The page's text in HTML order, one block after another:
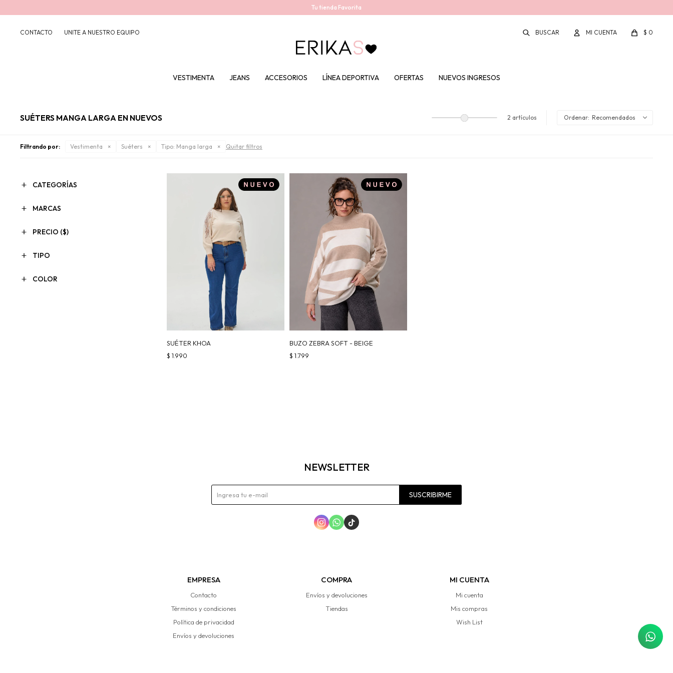
Tu tienda Favorita
VESTIMENTA JEANS ACCESORIOS LÍNEA DEPORTIVA OFERTAS NUEVOS INGRESOS
$ 0
CONTACTO UNITE A NUESTRO EQUIPO
SUÉTERS MANGA LARGA EN NUEVOS 2 artículos Recomendados
Filtrando por: Vestimenta Suéters Tipo: Manga larga Quitar filtros
SUÉTER KHOA
$ 1.990
BUZO ZEBRA SOFT - BEIGE
$ 1.799
CATEGORÍAS
MARCAS
PRECIO ($)
TIPO
COLOR
EMPRESA
Contacto
Términos y condiciones
Política de privacidad
Envíos y devoluciones
COMPRA
Envíos y devoluciones
Tiendas
MI CUENTA
Mi cuenta
Mis compras
Wish List
NEWSLETTER
SUSCRIBIRME
  